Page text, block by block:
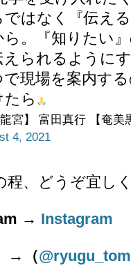
ではなく『伝え
ら。『知りたい
えられるように
で現場を案内す
たら
宮】 富田真行 【奄美
4, 2021
程、どうぞ宜し
→ Instagram
→ （